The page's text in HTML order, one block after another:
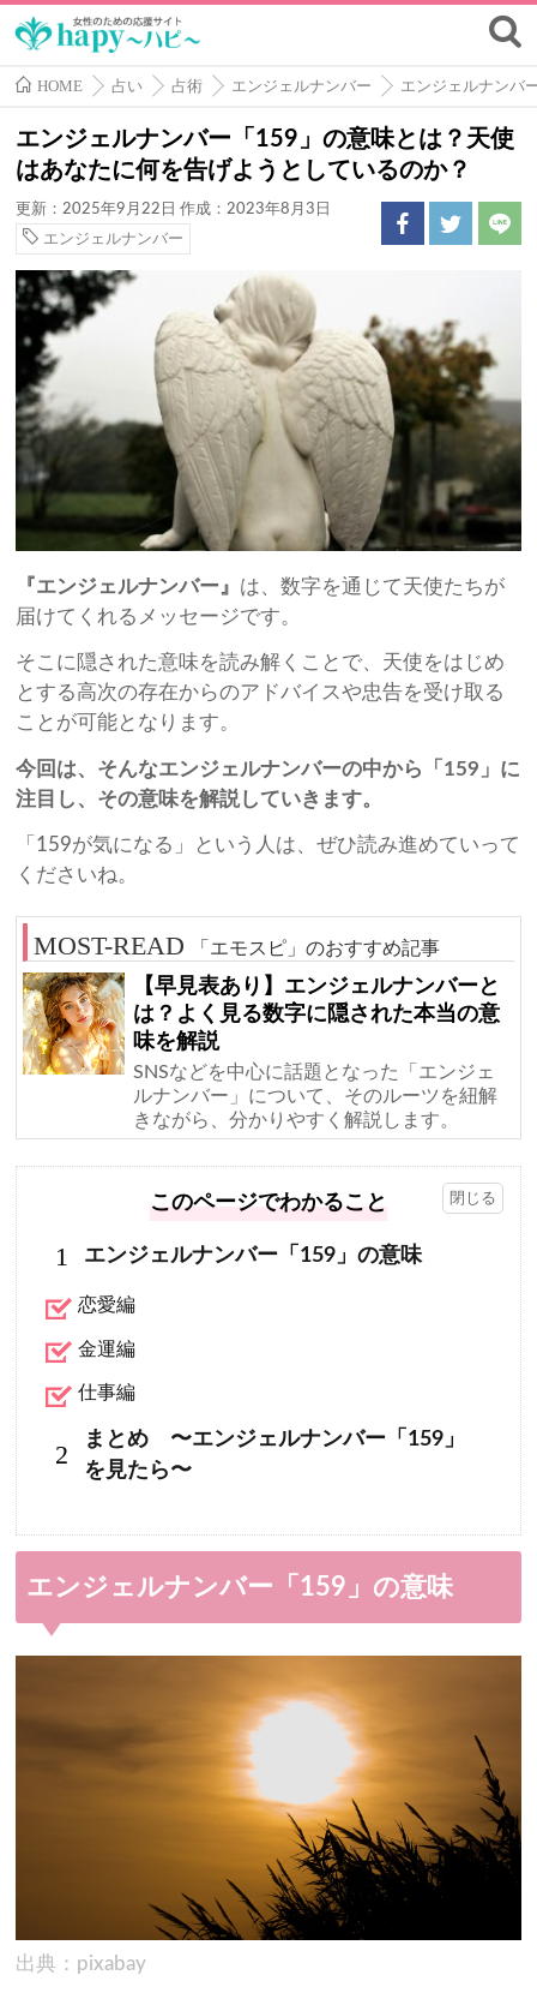
HOME 占い 占術 エンジェルナンバー エンジェルナンバ
エンジェルナンバー「159」の意味とは？天使
はあなたに何を告げようとしているのか？
更新：2025年9月22日 作成：2023年8月3日
エンジェルナンバー
『エンジェルナンバー』 は、数字を通じて天使たちが
届けてくれるメッセージです。
そこに隠された意味を読み解くことで、天使をはじめ
とする高次の存在からのアドバイスや忠告を受け取る
ことが可能となります。
今回は、そんなエンジェルナンバーの中から「159」に
注目し、その意味を解説していきます。
「159が気になる」という人は、ぜひ読み進めていって
くださいね。
「エモスピ」のおすすめ記事
【早見表あり】エンジェルナンバーと
は？よく見る数字に隠された本当の意
味を解説
SNSなどを中心に話題となった「エンジェ
ルナンバー」について、そのルーツを紐解
きながら、分かりやすく解説します。
このページでわかること
1 エンジェルナンバー「159」の意味
恋愛編
金運編
仕事編
2
まとめ 〜エンジェルナンバー「159」
を見たら〜
エンジェルナンバー「159」の意味
出典：pixabay